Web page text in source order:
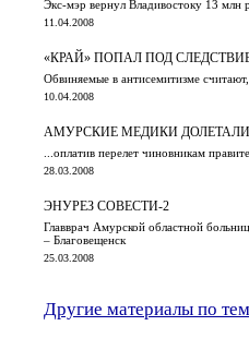
Экс-мэр вернул Владивостоку 13 млн
11.04.2008
«КРАЙ» ПОПАЛ ПОД
Обвиняемые в антисемитизме
10.04.2008
АМУРСКИЕ МЕДИКИ
...оплатив перелет чиновникам
28.03.2008
ЭНУРЕЗ СОВЕСТИ-2
Главврач Амурской областной
– Благовещенск
25.03.2008
Другие материалы по